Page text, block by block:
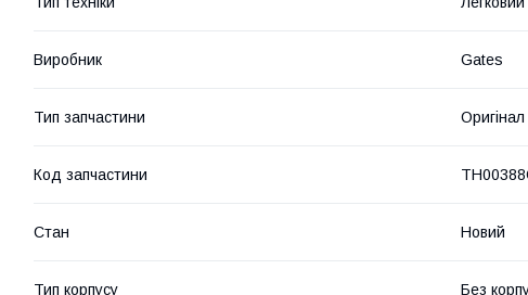
Виробник Gates
Тип запчастини Оригінал
Код запчастини
Стан Новий
Тип корпусу Без